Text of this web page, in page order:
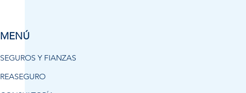
MENÚ
SEGUROS Y FIANZAS
REASEGURO